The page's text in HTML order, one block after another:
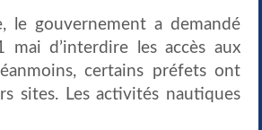
le gouvernement a demandé
d’interdire les accès aux
certains préfets ont
sites. Les activités nautiques